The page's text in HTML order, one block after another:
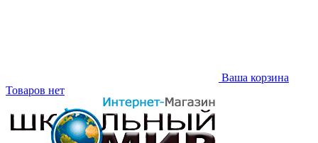
Ваша корзина
Товаров нет